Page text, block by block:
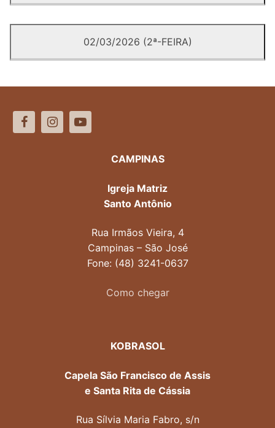
02/03/2026 (2ª-FEIRA)
CAMPINAS
Igreja Matriz
Santo Antônio
Rua Irmãos Vieira, 4
Campinas – São José
Fone: (48) 3241-0637
Como chegar
KOBRASOL
Capela São Francisco de Assis
e Santa Rita de Cássia
Rua Sílvia Maria Fabro, s/n